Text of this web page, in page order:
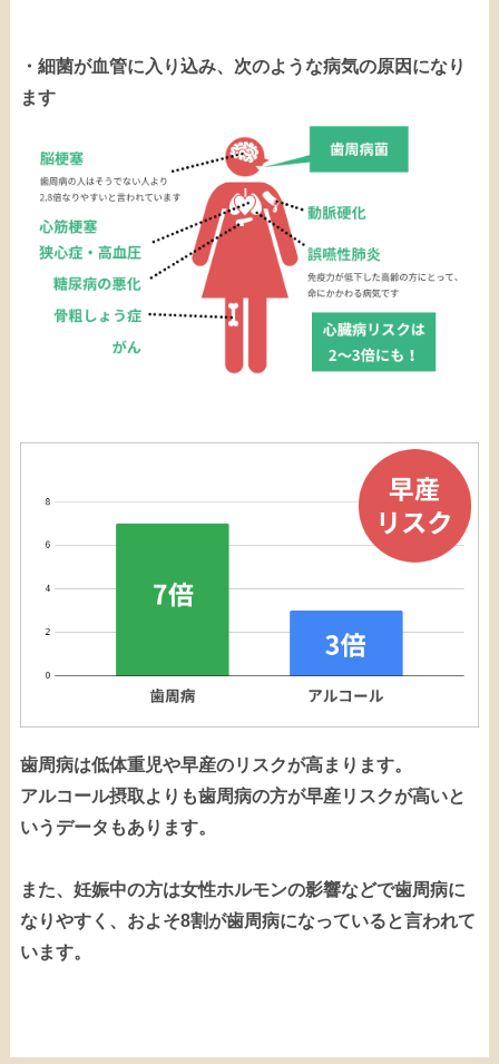
・細菌が血管に入り込み、次のような病気の原因になり
ます
歯周病は低体重児や早産のリスクが高まります。
アルコール摂取よりも歯周病の方が早産リスクが高いと
いうデータもあります。
また、妊娠中の方は女性ホルモンの影響などで歯周病に
なりやすく、およそ8割が歯周病になっていると言われて
います。